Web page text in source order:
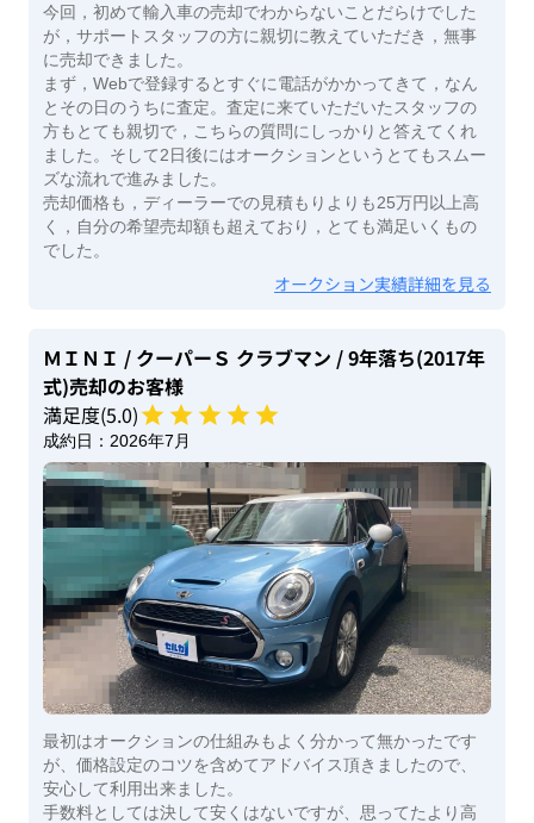
今回，初めて輸入車の売却でわからないことだらけでした
が，サポートスタッフの方に親切に教えていただき，無事
に売却できました。
まず，Webで登録するとすぐに電話がかかってきて，なん
とその日のうちに査定。査定に来ていただいたスタッフの
方もとても親切で，こちらの質問にしっかりと答えてくれ
ました。そして2日後にはオークションというとてもスムー
ズな流れで進みました。
売却価格も，ディーラーでの見積もりよりも25万円以上高
く，自分の希望売却額も超えており，とても満足いくもの
でした。
オークション実績詳細を見る
ＭＩＮＩ / クーパーＳ クラブマン / 9年落ち(2017年
式)売却のお客様
満足度(5.0)
成約日： 2026年7月
最初はオークションの仕組みもよく分かって無かったです
が、価格設定のコツを含めてアドバイス頂きましたので、
安心して利用出来ました。
手数料としては決して安くはないですが、思ってたより高